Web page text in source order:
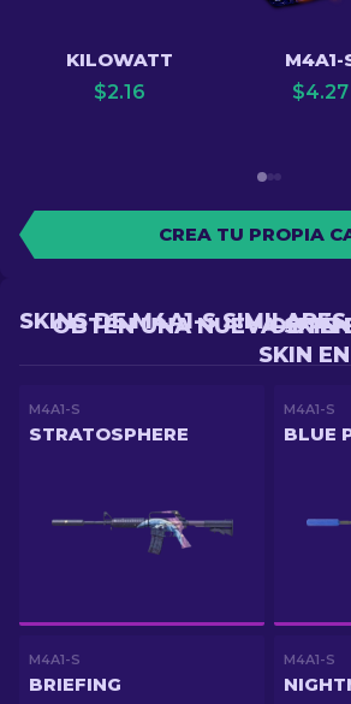
KILOWATT
$2.16
M4A1-
$4.27
CREA TU PROPIA
SKIN
OBTÉN UNA NUEVA SKIN
SKINS DE M4A1-S SIMILARES
M4A1-S
STRATOSPHERE
M4A1-S
BLUE
M4A1-S
BRIEFING
M4A1-S